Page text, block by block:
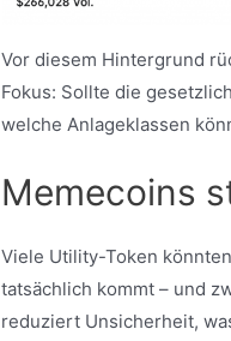
Vor diesem Hintergrund
Fokus: Sollte die
welche Anlageklassen
Memecoins
Viele Utility-Token
tatsächlich kommt – und
reduziert Unsicherheit,